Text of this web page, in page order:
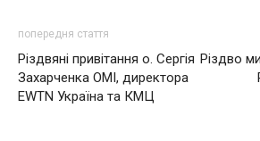
попередня стаття
Різдвяні привітання о. Сергія
Захарченка ОМІ, директора
EWTN Україна та КМЦ
Різдво